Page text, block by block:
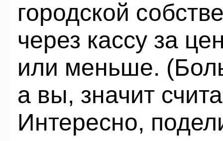
городской
через кассу за
или меньше.
а вы, значит
Интересно,